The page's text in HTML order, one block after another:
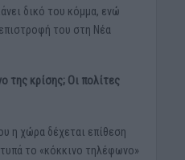
δικό του κόμμα, ενώ
του στη Νέα
της κρίσης; Οι πολίτες
η χώρα δέχεται επίθεση
το «κόκκινο τηλέφωνο»